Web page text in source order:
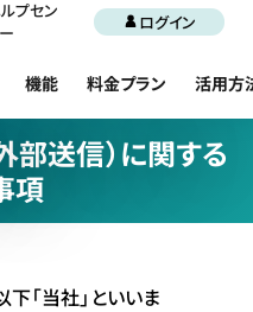
プセン
ログイン
機能 料金プラン 活用方
部送信）に関する
項
「当社」といいま